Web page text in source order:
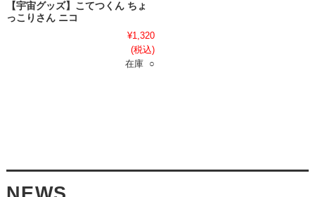
【宇宙グッズ】こてつくん ちょ
っこりさん ニコ
¥1,320
(税込)
在庫 ○